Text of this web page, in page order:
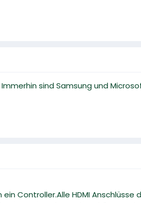
sind Samsung und
Controller.Alle HDMI Anschlüsse